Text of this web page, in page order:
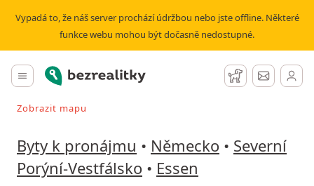
Vypadá to, že náš server prochází údržbou nebo jste offline. Některé
funkce webu mohou být dočasně nedostupné.
Hlavní menu
Bezrealitky Hlídací pes
Zprávy
Vyhledávat při pohybu v mapě
Zobrazit mapu
Byty k pronájmu • Německo • Severní
Porýní-Vestfálsko • Essen